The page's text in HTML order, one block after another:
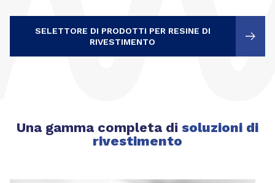
SELETTORE DI PRODOTTI PER RESINE DI
RIVESTIMENTO
Una gamma completa di soluzioni di
rivestimento